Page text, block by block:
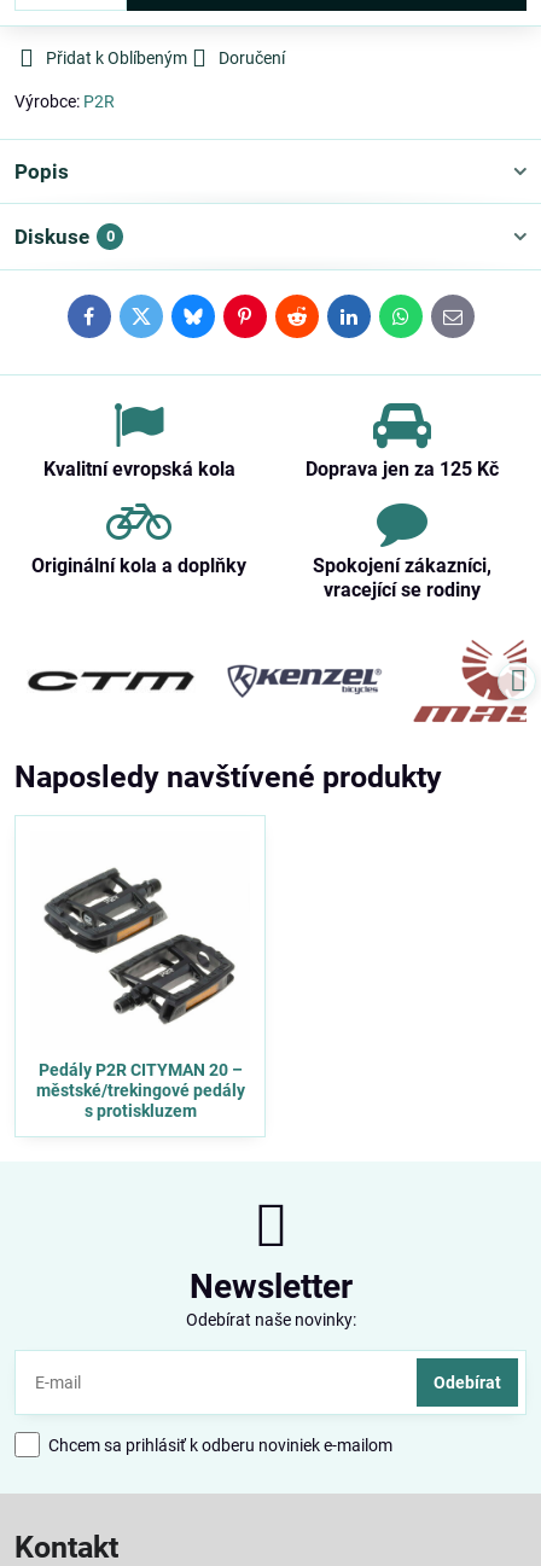
Přidat k Oblíbeným Doručení
Výrobce: P2R
Popis
Diskuse 0
FacebookTwitterBlueskyPinterestRedditLinkedInWhatsApp
E-
mail
Kvalitní evropská kola Doprava jen za 125 Kč
Originální kola a doplňky
Spokojení zákazníci,
vracející se rodiny
Naposledy navštívené produkty
Pedály P2R CITYMAN 20 –
městské/trekingové pedály
s protiskluzem
Newsletter
Odebírat naše novinky:
Odebírat
Chcem sa prihlásiť k odberu noviniek e-mailom
Kontakt